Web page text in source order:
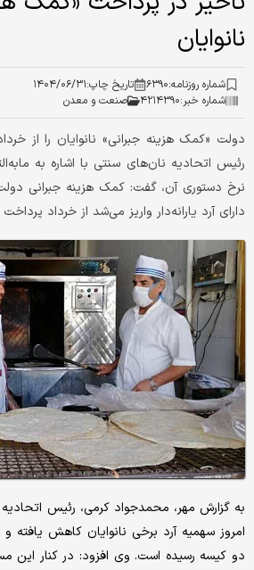
نانوایان
شماره روزنامه:۶۳۹۰ تاریخ چاپ:۱۴۰۴/۰۶/۳۱
شماره خبر:۴۲۱۴۳۹۰ صنعت و معدن
دولت «کمک هزینه جبرانی» نانوایان را از
رئیس اتحادیه نان‌های سنتی با اشاره به
نرخ دستوری آن، گفت: کمک هزینه جبرانی
دارای آرد یارانه‌دار واریز می‌شد از خرداد
به گزارش مهر، محمدجواد کرمی، رئیس
دو کیسه رسیده است. وی افزود: در کنار این